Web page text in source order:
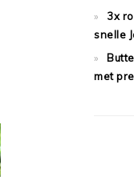
3x
snelle
met